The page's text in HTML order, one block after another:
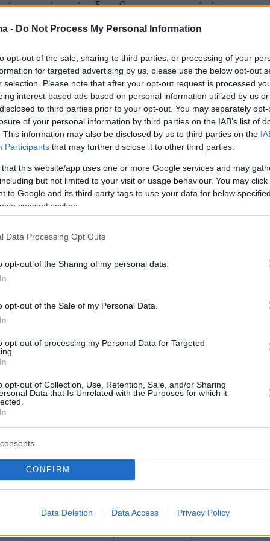
- Do Not Process My Personal Information
opt-out of the sale, sharing to third parties, or processing of your
for targeted advertising by us, please use the below opt-out
selection. Please note that after your opt-out request is processed
interest-based ads based on personal information utilized by us
to third parties prior to your opt-out. You may separately
of your personal information by third parties on the IAB’s list of
This information may also be disclosed by us to third parties on the
Participants that may further disclose it to other third parties.
that this website/app uses one or more Google services and may
but not limited to your visit or usage behaviour. You may
to Google and its third-party tags to use your data for below
consent section.
Data Processing Opt Outs
opt-out of the Sharing of my personal data.
opt-out of the Sale of my Personal Data.
opt-out of processing my Personal Data for Targeted
opt-out of Collection, Use, Retention, Sale, and/or Sharing
Data that Is Unrelated with the Purposes for which it
CONFIRM
Data Deletion Data Access Privacy Policy
επιμένει ότι δεν θα υπογραφεί τίποτα την
ειδήσεων Fars, που συνδέεται με το
θα υπογραφεί αύριο, αναφέροντας ότι οι
«έχουν δηλώσει σαφώς ότι η
έχει ακόμη οριστικοποιηθεί και σίγουρα δεν
την Κυριακή».
του Τραμπ να υπογραφεί η συμφωνία
καθώς συμπίπτει και με τα γενέθλια του
80 ετών]. Ορισμένοι παρατηρητές
προσπαθεί να αξιοποιήσει συμβολικά αυτή
ανέφερε το Fars.
ανάρτηση ο Αμερικανός πρόεδρος επιτίθεται
Ομπάμα. Τονίζει, ακόμη, ότι δεν
μετρητά - δεν θα ξαναδούμε
σε «ζεστό χρήμα» προς την Τεχεράνη,
ταΣτενά του Ορμούζθα ανοίξουν για
ο Τραμπ, αν και δεν γίνεται λόγος για διόδια
τύπου.
του o Ντόναλντ Τραμπ γράφει:
ένας εύκολος, όμορφος, ομαλός δρόμος
το οποίο το Ιράν θα είχε πριν από έξι